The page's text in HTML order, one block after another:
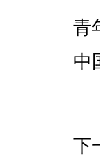
青
中
下